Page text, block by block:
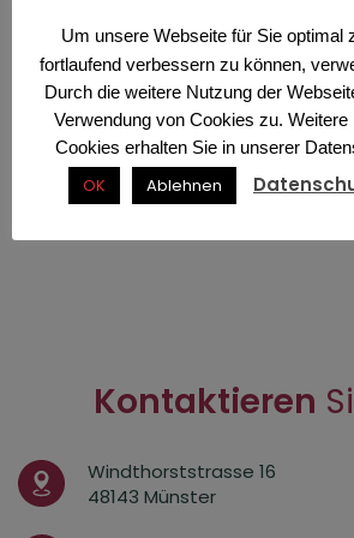
Kontaktieren
Windthorststrasse 16
48143 Münster
Um unsere Webseite für Sie optimal
fortlaufend verbessern zu können,
Durch die weitere Nutzung der
Verwendung von Cookies zu.
Cookies erhalten Sie in unserer
OK Ablehnen
Rhinophym Behandlung
Micro Needling Therapie bei Akne
Subzision zur Narbenbehandlung
Ästhetische Laser Behandlung
Fadenlifting
PRP – Platelet Rich Plasma Therapie
Nofretete Lift
Hylase® oder Hyaluronidase
Kristall Kortison zur Nasen